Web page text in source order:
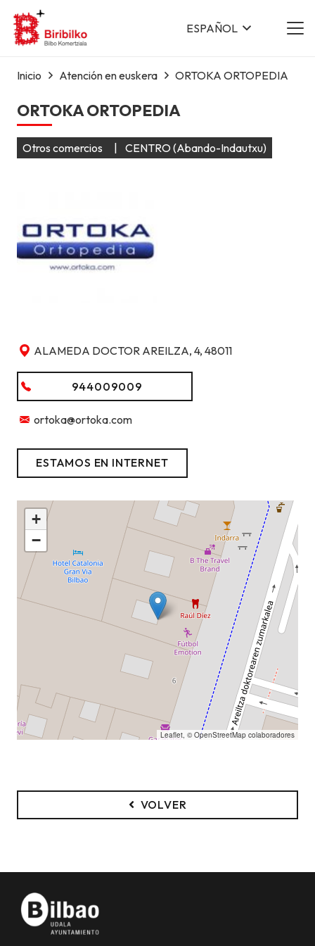
ESPAÑOL
Inicio Atención en euskera ORTOKA ORTOPEDIA
ORTOKA ORTOPEDIA
Otros comercios | CENTRO (Abando-Indautxu)
ALAMEDA DOCTOR AREILZA, 4, 48011
944009009
ortoka@ortoka.com
ESTAMOS EN INTERNET
+
−
Leaflet , © OpenStreetMap colaboradores
VOLVER